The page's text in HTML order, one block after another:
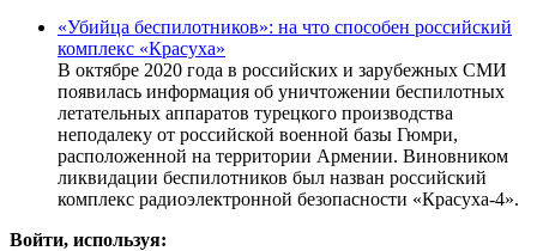
«Убийца беспилотников»: на что способен российский
комплекс «Красуха»
В октябре 2020 года в российских и зарубежных СМИ
появилась информация об уничтожении беспилотных
летательных аппаратов турецкого производства
неподалеку от российской военной базы Гюмри,
расположенной на территории Армении. Виновником
ликвидации беспилотников был назван российский
комплекс радиоэлектронной безопасности «Красуха-4».
Войти, используя: